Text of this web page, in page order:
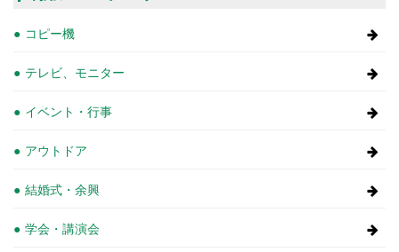
コピー機
テレビ、モニター
イベント・行事
アウトドア
結婚式・余興
学会・講演会